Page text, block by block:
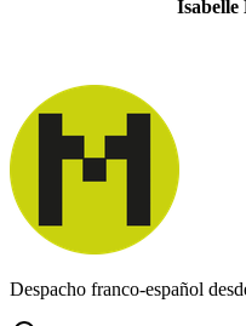
Despacho franco-español